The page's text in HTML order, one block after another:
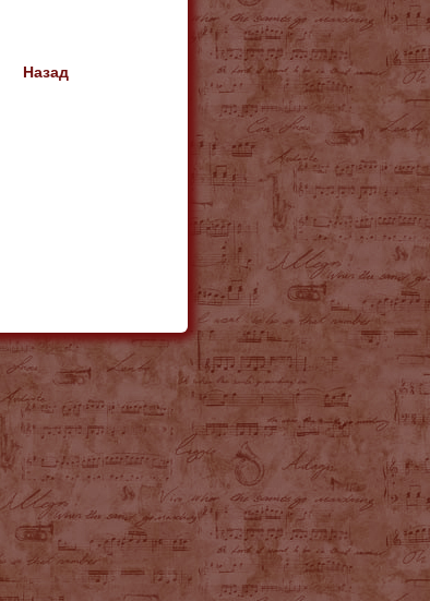
Назад